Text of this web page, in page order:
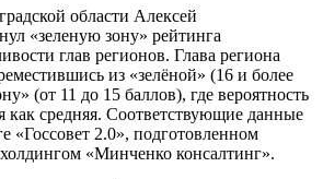
области Алексей
«зеленую зону» рейтинга
глав регионов. Глава региона
из «зелёной» (16 и более
(от 11 до 15 баллов), где вероятность
как средняя. Соответствующие данные
«Госсовет 2.0», подготовленном
«Минченко консалтинг».